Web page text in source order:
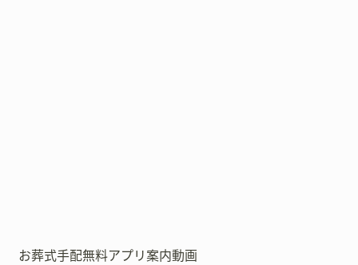
お葬式手配無料アプリ案内動画